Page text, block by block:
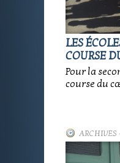
LES
COURSE
Pour la
course du
ARCHIVES